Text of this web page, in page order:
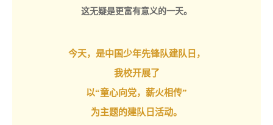
这无疑是更富有意义的一天。
今天，是中国少年先锋队建队日，
我校开展了
以“童心向党，薪火相传”
为主题的建队日活动。